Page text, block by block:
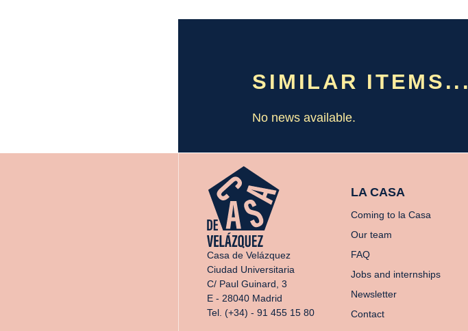
SIMILAR ITEMS...
No news available.
Casa de Velázquez
Ciudad Universitaria
C/ Paul Guinard, 3
E - 28040 Madrid
Tel. (+34) - 91 455 15 80
LA CASA
Coming to la Casa
Our team
FAQ
Jobs and internships
Newsletter
Contact